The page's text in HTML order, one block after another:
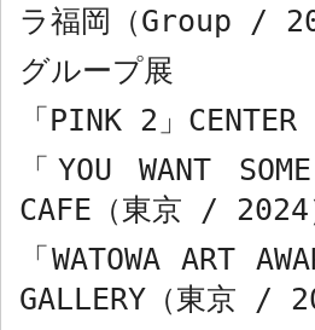
ラ福岡（Group /
グループ展
「 PINK 2 」 CENTER
「YOU WANT
CAFE （東京 / 2024
「 WATOWA ART
GALLERY （東京 /